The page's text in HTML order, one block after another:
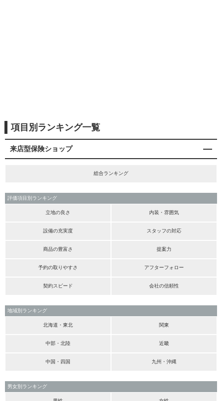
項目別ランキング一覧
来店型保険ショップ
総合ランキング
評価項目別ランキング
立地の良さ 内装・雰囲気
設備の充実度 スタッフの対応
商品の豊富さ 提案力
予約の取りやすさ アフターフォロー
契約スピード 会社の信頼性
地域別ランキング
北海道・東北 関東
中部・北陸 近畿
中国・四国 九州・沖縄
男女別ランキング